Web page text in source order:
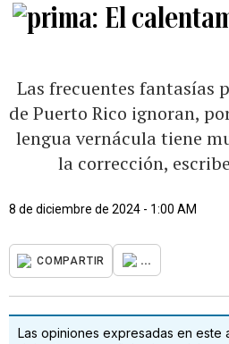
El
Las frecuentes fantasías
de Puerto Rico ignoran,
lengua vernácula tiene
la corrección,
8 de diciembre de 2024 - 1:00 AM
COMPARTIR ...
Las opiniones expresadas en este